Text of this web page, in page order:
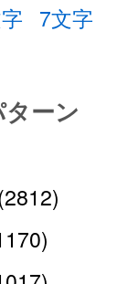
7文字
ーン